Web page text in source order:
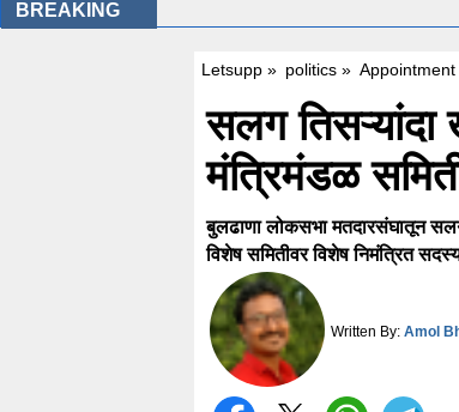
BREAKING
Letsupp » politics »
सलग तिसऱ्यांदा
मंत्रिमंडळ
बुलढाणा लोकसभा मतदारसंघातून
विशेष समितीवर विशेष निमंत्रित
Written By: Amol